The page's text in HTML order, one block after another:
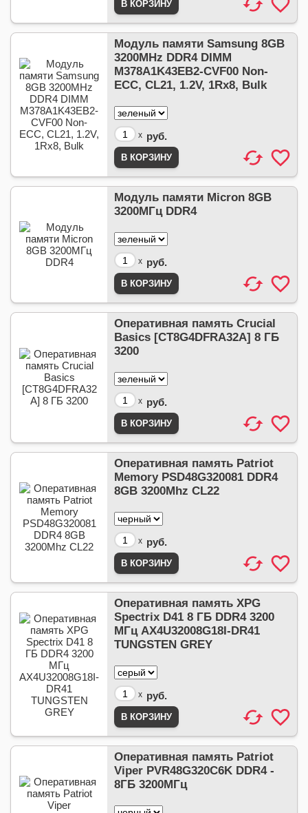
Модуль памяти Samsung 8GB
3200MHz DDR4 DIMM
M378A1K43EB2-CVF00 Non-
ECC, CL21, 1.2V, 1Rx8, Bulk
x руб.
Модуль памяти Micron 8GB
3200МГц DDR4
x руб.
Оперативная память Crucial
Basics [CT8G4DFRA32A] 8 ГБ
3200
x руб.
Оперативная память Patriot
Memory PSD48G320081 DDR4
8GB 3200Mhz CL22
x руб.
Оперативная память XPG
Spectrix D41 8 ГБ DDR4 3200
МГц AX4U32008G18I-DR41
TUNGSTEN GREY
x руб.
Оперативная память Patriot
Viper PVR48G320C6K DDR4 -
8ГБ 3200МГц